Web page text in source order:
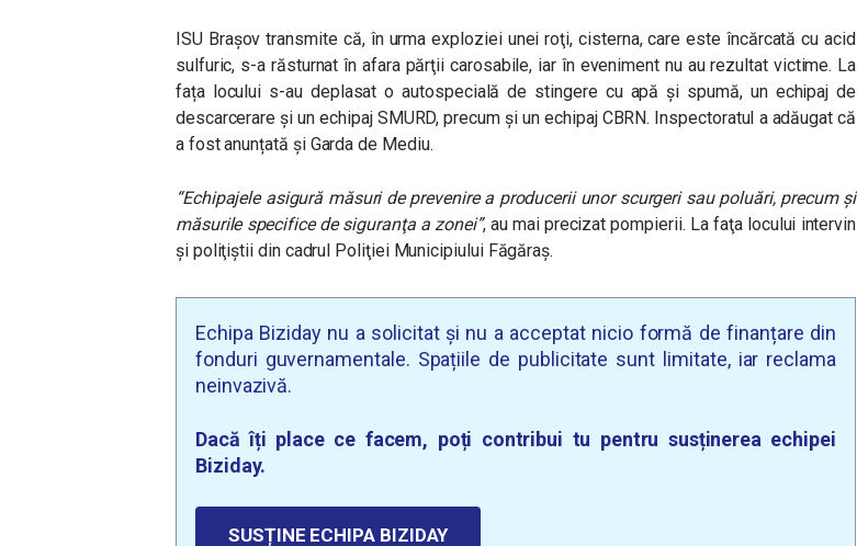
ISU Brașov transmite că, în urma exploziei unei roţi, cisterna, care este încărcată cu acid
sulfuric, s-a răsturnat în afara părţii carosabile, iar în eveniment nu au rezultat victime. La
fața locului s-au deplasat o autospecială de stingere cu apă și spumă, un echipaj de
descarcerare şi un echipaj SMURD, precum și un echipaj CBRN. Inspectoratul a adăugat că
a fost anunțată și Garda de Mediu.
“Echipajele asigură măsuri de prevenire a producerii unor scurgeri sau poluări, precum şi
măsurile specifice de siguranţa a zonei”, au mai precizat pompierii. La faţa locului intervin
şi poliţiştii din cadrul Poliţiei Municipiului Făgăraş.
Echipa Biziday nu a solicitat și nu a acceptat nicio formă de finanțare din
fonduri guvernamentale. Spațiile de publicitate sunt limitate, iar reclama
neinvazivă.
Dacă îți place ce facem, poți contribui tu pentru susținerea echipei
Biziday.
SUSȚINE ECHIPA BIZIDAY